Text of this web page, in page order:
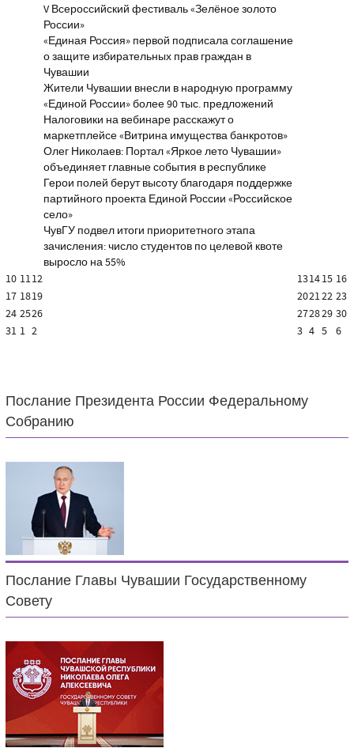
V Всероссийский фестиваль «Зелёное золото
России»
«Единая Россия» первой подписала соглашение
о защите избирательных прав граждан в
Чувашии
Жители Чувашии внесли в народную программу
«Единой России» более 90 тыс. предложений
Налоговики на вебинаре расскажут о
маркетплейсе «Витрина имущества банкротов»
Олег Николаев: Портал «Яркое лето Чувашии»
объединяет главные события в республике
Герои полей берут высоту благодаря поддержке
партийного проекта Единой России «Российское
село»
ЧувГУ подвел итоги приоритетного этапа
зачисления: число студентов по целевой квоте
выросло на 55%
10 1112 131415 16
17 1819 202122 23
24 2526 272829 30
31 1 2 3 4 5 6
Послание Президента России Федеральному
Собранию
Послание Главы Чувашии Государственному
Совету